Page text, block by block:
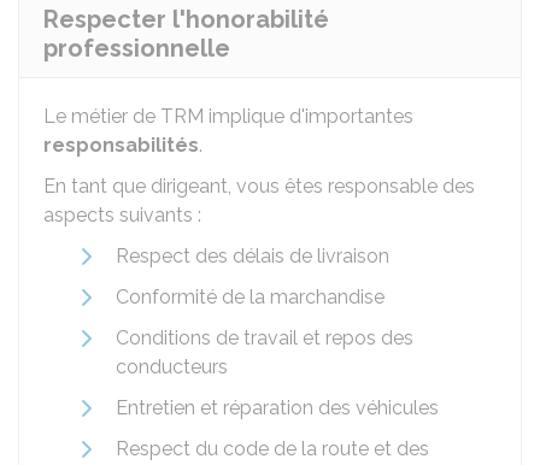
Respecter l'honorabilité
professionnelle
Le métier de TRM implique d'importantes
responsabilités.
En tant que dirigeant, vous êtes responsable des
aspects suivants :
Respect des délais de livraison
Conformité de la marchandise
Conditions de travail et repos des
conducteurs
Entretien et réparation des véhicules
Respect du code de la route et des